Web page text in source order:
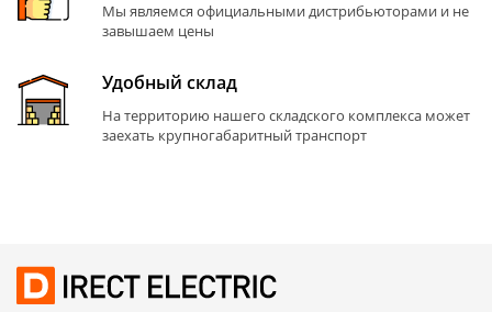
Мы являемся официальными дистрибьюторами и не
завышаем цены
Удобный склад
На территорию нашего складского комплекса может
заехать крупногабаритный транспорт